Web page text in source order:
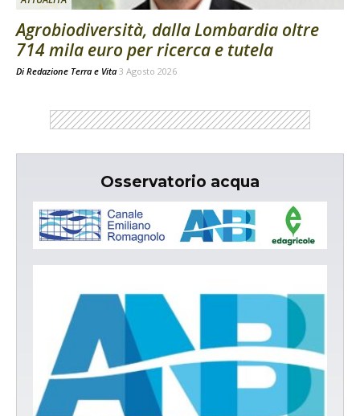
Agrobiodiversità, dalla Lombardia oltre
714 mila euro per ricerca e tutela
Di Redazione Terra e Vita 3 Agosto 2026
Osservatorio acqua